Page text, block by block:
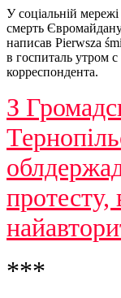
У соціальній
смерть Євромайдану: Robert
написав Pierwsza
в госпиталь утром
корреспондента.
З
***